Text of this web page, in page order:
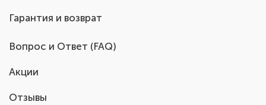
Гарантия и возврат
Вопрос и Ответ (FAQ)
Акции
Отзывы